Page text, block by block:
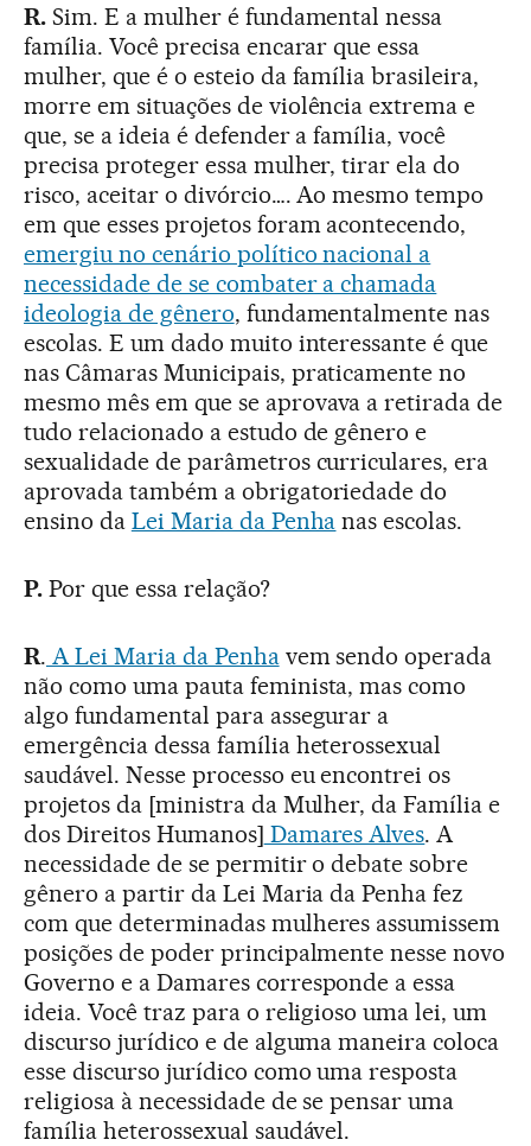
R.Sim. E a mulher é fundamental nessa
família. Você precisa encarar que essa
mulher, que é o esteio da família brasileira,
morre em situações de violência extrema e
que, se a ideia é defender a família, você
precisa proteger essa mulher, tirar ela do
risco, aceitar o divórcio…. Ao mesmo tempo
em que esses projetos foram acontecendo,
emergiu no cenário político nacional a
necessidade de se combater a chamada
ideologia de gênero, fundamentalmente nas
escolas. E um dado muito interessante é que
nas Câmaras Municipais, praticamente no
mesmo mês em que se aprovava a retirada de
tudo relacionado a estudo de gênero e
sexualidade de parâmetros curriculares, era
aprovada também a obrigatoriedade do
ensino da Lei Maria da Penha nas escolas.
P.Por que essa relação?
R. A Lei Maria da Penhavem sendo operada
não como uma pauta feminista, mas como
algo fundamental para assegurar a
emergência dessa família heterossexual
saudável. Nesse processo eu encontrei os
projetos da [ministra da Mulher, da Família e
dos Direitos Humanos] Damares Alves. A
necessidade de se permitir o debate sobre
gênero a partir da Lei Maria da Penha fez
com que determinadas mulheres assumissem
posições de poder principalmente nesse novo
Governo e a Damares corresponde a essa
ideia. Você traz para o religioso uma lei, um
discurso jurídico e de alguma maneira coloca
esse discurso jurídico como uma resposta
religiosa à necessidade de se pensar uma
família heterossexual saudável.